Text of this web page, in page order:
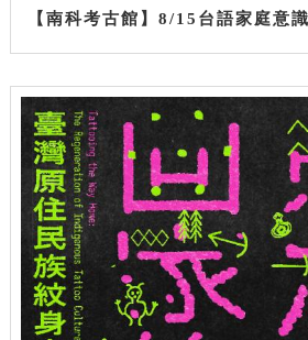
【南科考古館】8/15台語家庭意